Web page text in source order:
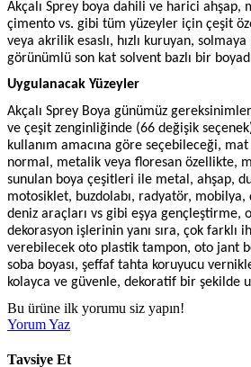
Akçalı Sprey boya dahili ve harici ahşap,
çimento vs. gibi tüm yüzeyler için çeşit
veya akrilik esaslı, hızlı kuruyan,
görünümlü son kat solvent bazlı bir
Uygulanacak Yüzeyler
Akçalı Sprey Boya günümüz
ve çeşit zenginliğinde (66 değişik
kullanım amacına göre seçebileceği,
normal, metalik veya floresan özellikte,
sunulan boya çeşitleri ile metal, ahşap,
motosiklet, buzdolabı, radyatör, mobilya,
deniz araçları vs gibi eşya gençleştirme,
dekorasyon işlerinin yanı sıra, çok farklı
verebilecek oto plastik tampon, oto jant
soba boyası, şeffaf tahta koruyucu
kolayca ve güvenle, dekoratif bir şekilde
Bu ürüne ilk yorumu siz yapın!
Yorum Yaz
Tavsiye Et